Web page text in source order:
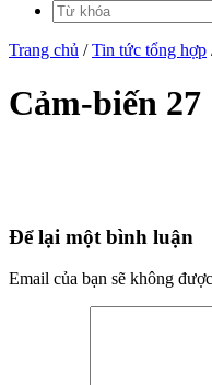
Trang chủ /Tin tức tổng hợp
Cảm-biến 27
Để lại một bình luận
Email của bạn sẽ không